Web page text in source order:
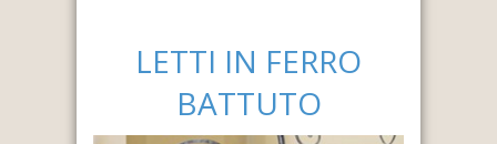
LETTI IN FERRO
BATTUTO